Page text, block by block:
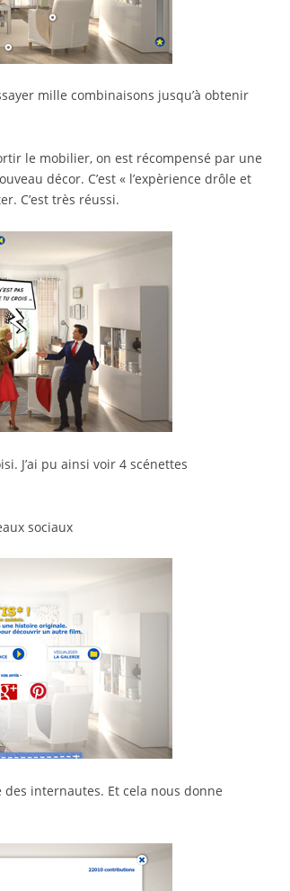
mille combinaisons jusqu’à obtenir
le mobilier, on est récompensé par une
décor. C’est « l’expèrience drôle et
C’est très réussi.
J’ai pu ainsi voir 4 scénettes
sociaux
internautes. Et cela nous donne